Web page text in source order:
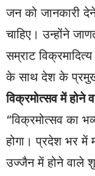
जन को जानकारी
चाहिए। उन्होंने
सम्राट
के साथ देश के प्रमुख
विक्रमोत्सव में होने
“विक्रमोत्सव का
होगा। प्रदेश भर में
उज्जैन में होने वाले